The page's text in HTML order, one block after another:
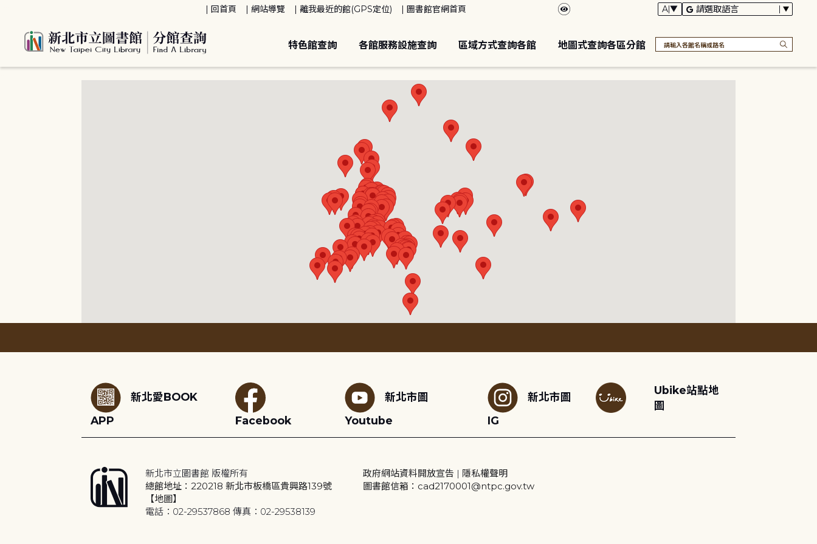
回首頁 網站導覽 離我最近的館(GPS定位) 圖書館官網首頁
特色館查詢 各館服務設施查詢 區域方式查詢各館 地圖式查詢各區分館
新北愛BOOK
APP
Facebook
新北市圖
Youtube
新北市圖
IG
Ubike站點地
圖
新北市立圖書館 版權所有
總館地址：220218 新北市板橋區貴興路139號
【地圖】
電話：02-29537868 傳真：02-29538139
政府網站資料開放宣告 | 隱私權聲明
圖書館信箱：cad2170001@ntpc.gov.tw